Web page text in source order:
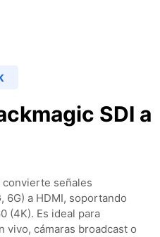
SDI a
convierte señales
6G) a HDMI, soportando
(4K). Es ideal para
vivo, cámaras broadcast o